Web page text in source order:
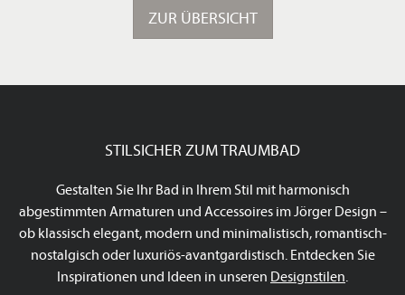
ZUR ÜBERSICHT
STILSICHER ZUM TRAUMBAD
Gestalten Sie Ihr Bad in Ihrem Stil mit harmonisch
abgestimmten Armaturen und Accessoires im Jörger Design –
ob klassisch elegant, modern und minimalistisch, romantisch-
nostalgisch oder luxuriös-avantgardistisch. Entdecken Sie
Inspirationen und Ideen in unseren Designstilen.